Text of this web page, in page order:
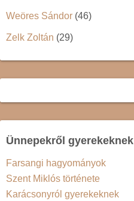
Weöres Sándor (46)
Zelk Zoltán (29)
Ünnepekről gyerekeknek
Farsangi hagyományok
Szent Miklós története
Karácsonyról gyerekeknek